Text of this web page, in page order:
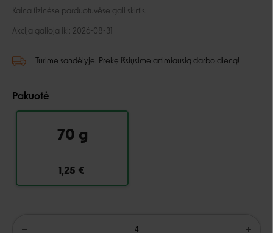
Kaina fizinėse parduotuvėse gali skirtis.
Akcija galioja iki: 2026-08-31
Turime sandėlyje. Prekę išsiųsime artimiausią darbo dieną!
Pakuotė
70 g
1,25 €